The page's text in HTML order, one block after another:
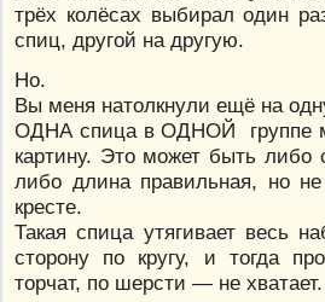
трёх колёсах выбирал один
спиц, другой на другую.
Но.
Вы меня натолкнули ещё на
ОДНА спица в ОДНОЙ группе
картину. Это может быть либо
либо длина правильная, но не
кресте.
Такая спица утягивает весь
сторону по кругу, и тогда
торчат, по шерсти — не хватает.